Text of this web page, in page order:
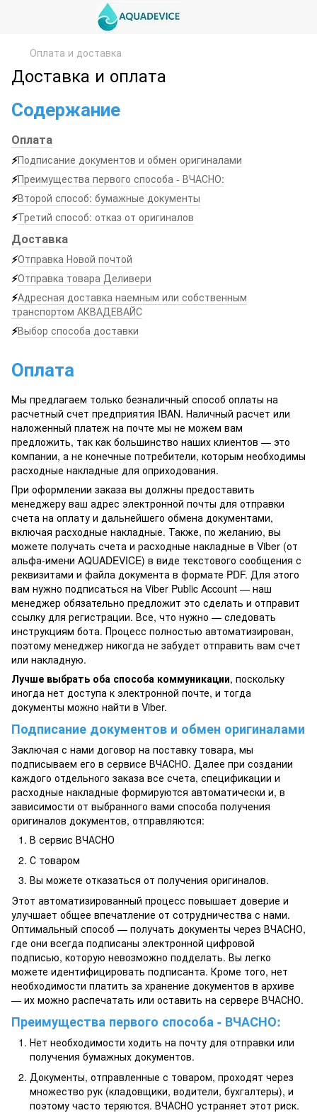
Оплата и доставка
Доставка и оплата
Содержание
Оплата
⚡Подписание документов и обмен оригиналами
⚡Преимущества первого способа - ВЧАСНО:
⚡Второй способ: бумажные документы
⚡Третий способ: отказ от оригиналов
Доставка
⚡Отправка Новой почтой
⚡Отправка товара Деливери
⚡Адресная доставка наемным или собственным
транспортом АКВАДЕВАЙС
⚡Выбор способа доставки
Оплата
Мы предлагаем только безналичный способ оплаты на
расчетный счет предприятия IBAN. Наличный расчет или
наложенный платеж на почте мы не можем вам
предложить, так как большинство наших клиентов — это
компании, а не конечные потребители, которым необходимы
расходные накладные для оприходования.
При оформлении заказа вы должны предоставить
менеджеру ваш адрес электронной почты для отправки
счета на оплату и дальнейшего обмена документами,
включая расходные накладные. Также, по желанию, вы
можете получать счета и расходные накладные в Viber (от
альфа-имени AQUADEVICE) в виде текстового сообщения с
реквизитами и файла документа в формате PDF. Для этого
вам нужно подписаться на Viber Public Account — наш
менеджер обязательно предложит это сделать и отправит
ссылку для регистрации. Все, что нужно — следовать
инструкциям бота. Процесс полностью автоматизирован,
поэтому менеджер никогда не забудет отправить вам счет
или накладную.
Лучше выбрать оба способа коммуникации, поскольку
иногда нет доступа к электронной почте, и тогда
документы можно найти в Viber.
Подписание документов и обмен оригиналами
Заключая с нами договор на поставку товара, мы
подписываем его в сервисе ВЧАСНО. Далее при создании
каждого отдельного заказа все счета, спецификации и
расходные накладные формируются автоматически и, в
зависимости от выбранного вами способа получения
оригиналов документов, отправляются:
В сервис ВЧАСНО
С товаром
Вы можете отказаться от получения оригиналов.
Этот автоматизированный процесс повышает доверие и
улучшает общее впечатление от сотрудничества с нами.
Оптимальный способ — получать документы через ВЧАСНО,
где они всегда подписаны электронной цифровой
подписью, которую невозможно подделать. Вы легко
можете идентифицировать подписанта. Кроме того, нет
необходимости платить за хранение документов в архиве
— их можно распечатать или оставить на сервере ВЧАСНО.
Преимущества первого способа - ВЧАСНО:
Нет необходимости ходить на почту для отправки или
получения бумажных документов.
Документы, отправленные с товаром, проходят через
множество рук (кладовщики, водители, бухгалтеры), и
поэтому часто теряются. ВЧАСНО устраняет этот риск.